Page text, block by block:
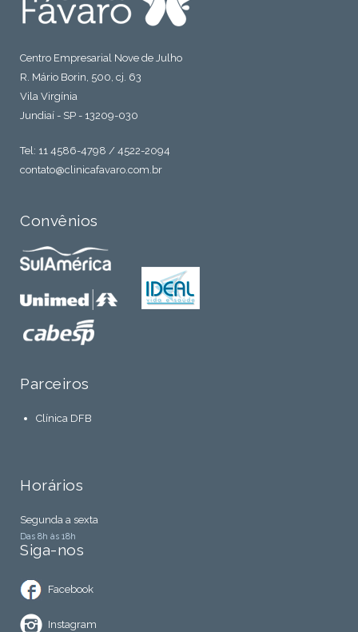
Centro Empresarial Nove de Julho
R. Mário Borin, 500, cj. 63
Vila Virgínia
Jundiaí - SP - 13209-030
Tel: 11 4586-4798 / 4522-2094
contato@clinicafavaro.com.br
Convênios
Parceiros
Clínica DFB
Horários
Segunda a sexta
Das 8h às 18h
Siga-nos
Facebook
Instagram